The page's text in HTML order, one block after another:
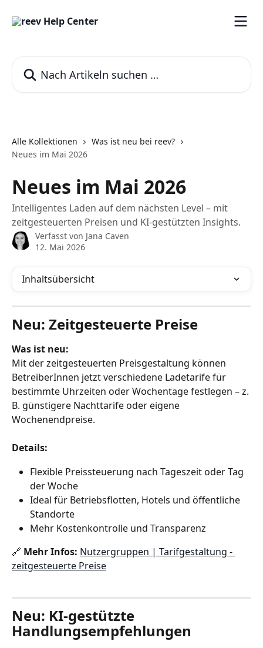
Alle Kollektionen
Was ist neu bei reev?
Neues im Mai 2026
Neues im Mai 2026
Intelligentes Laden auf dem nächsten Level – mit
zeitgesteuerten Preisen und KI‑gestützten Insights.
Verfasst von Jana Caven
12. Mai 2026
Inhaltsübersicht
Neu: Zeitgesteuerte Preise
Was ist neu:
Mit der zeitgesteuerten Preisgestaltung können
BetreiberInnen jetzt verschiedene Ladetarife für
bestimmte Uhrzeiten oder Wochentage festlegen – z.
B. günstigere Nachttarife oder eigene
Wochenendpreise.
Details:
Flexible Preissteuerung nach Tageszeit oder Tag
der Woche
Ideal für Betriebsflotten, Hotels und öffentliche
Standorte
Mehr Kostenkontrolle und Transparenz
🔗 Mehr Infos: Nutzergruppen | Tarifgestaltung -
zeitgesteuerte Preise
Neu: KI‑gestützte
Handlungsempfehlungen